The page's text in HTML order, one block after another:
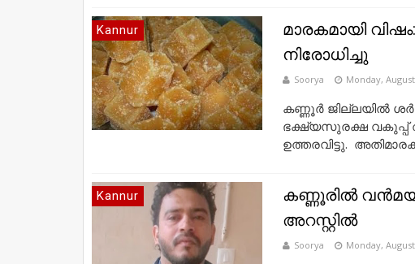
Kannur
മാരകമായി
നിരോധിച്ചു
Soorya Monday,
കണ്ണൂർ ജില്ലയിൽ
ഭക്ഷ്യസുരക്ഷ വകുപ്പ്
ഉത്തരവിട്ടു.
Kannur
കണ്ണൂരില്‍
അറസ്റ്റില്‍
Soorya Monday,